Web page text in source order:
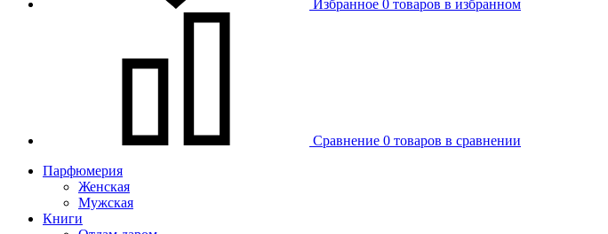
Избранное 0 товаров в избранном
Сравнение 0 товаров в сравнении
Парфюмерия
Женская
Мужская
Книги